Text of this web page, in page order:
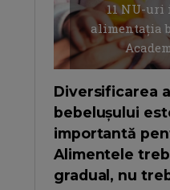
11 NU-
alimentația
Diversificarea
bebelușului
importantă
Alimentele
gradual, nu